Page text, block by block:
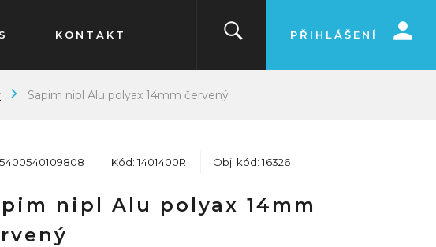
KONTAKT PŘIHLÁŠENÍ
Sapim nipl Alu polyax 14mm červený
5400540109808 Kód: 1401400R Obj. kód: 16326
nipl Alu polyax 14mm